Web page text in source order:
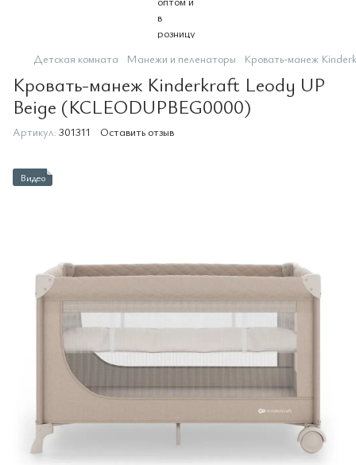
Детская комната Манежи и пеленаторы Кровать-манеж
Кровать-манеж Kinderkraft Leody UP
Beige (KCLEODUPBEG0000)
Артикул: 301311 Оставить отзыв
Видео